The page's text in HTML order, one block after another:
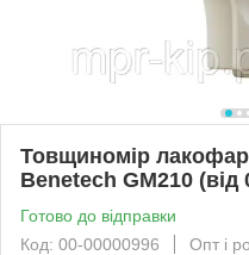
Товщиномір
Benetech GM210
Готово до відправки
Код: 00-00000996
Опт і